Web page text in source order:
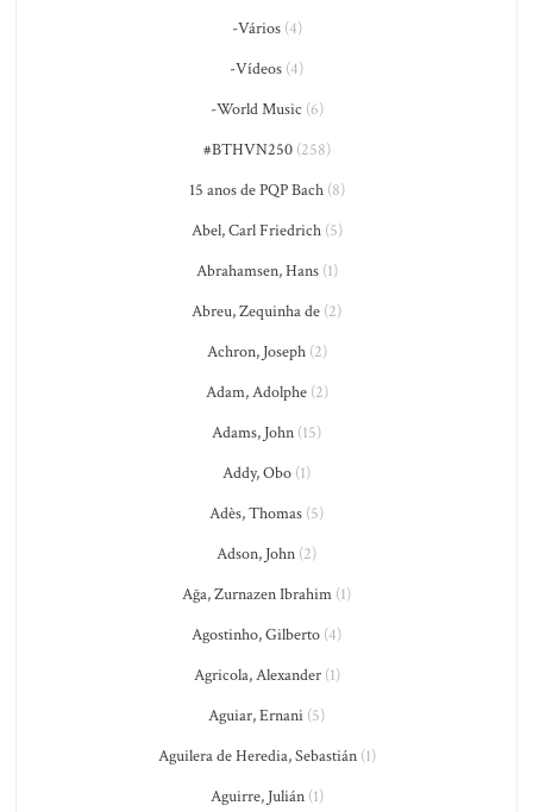
-Vários(4)
-Vídeos (4)
-World Music (6)
#BTHVN250(258)
15 anos de PQP Bach(8)
Abel, Carl Friedrich(5)
Abrahamsen, Hans(1)
Abreu, Zequinha de (2)
Achron, Joseph(2)
Adam, Adolphe(2)
Adams, John (15)
Addy, Obo (1)
Adès, Thomas (5)
Adson, John (2)
Ağa, Zurnazen Ibrahim (1)
Agostinho, Gilberto (4)
Agricola, Alexander(1)
Aguiar, Ernani (5)
Aguilera de Heredia, Sebastián(1)
Aguirre, Julián(1)